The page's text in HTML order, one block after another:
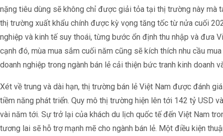
nặng tiêu dùng sẽ không chỉ được giải tỏa tại thị trường này mà
thị trường xuất khẩu chính được kỳ vọng tăng tốc từ nửa cuối
nghiệp và kinh tế suy thoái, từng bước ổn định thu nhập và đưa
cạnh đó, mùa mua sắm cuối năm cũng sẽ kích thích nhu cầu
doanh nghiệp trong ngành bán lẻ cải thiện bức tranh kinh doanh
Xét về trung và dài hạn, thị trường bán lẻ Việt Nam được đánh
tiềm năng phát triển. Quy mô thị trường hiện lên tới 142 tỷ USD
vài năm tới. Sự trở lại của khách du lịch quốc tế đến Việt Nam
tương lai sẽ hỗ trợ mạnh mẽ cho ngành bán lẻ. Một điều kiện